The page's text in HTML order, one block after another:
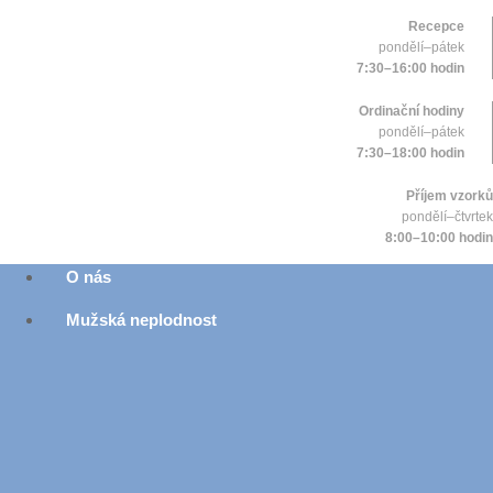
Recepce
pondělí–pátek
7:30–16:00 hodin
Ordinační hodiny
pondělí–pátek
7:30–18:00 hodin
Příjem vzorků
pondělí–čtvrtek
8:00–10:00 hodin
O nás
Mužská neplodnost